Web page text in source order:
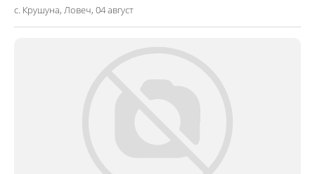
с. Крушуна, Ловеч, 04 август